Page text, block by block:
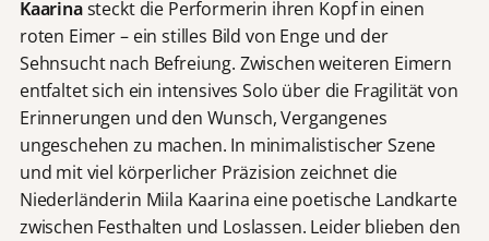
Kaarinasteckt die Performerin ihren Kopf in einen
roten Eimer – ein stilles Bild von Enge und der
Sehnsucht nach Befreiung. Zwischen weiteren Eimern
entfaltet sich ein intensives Solo über die Fragilität von
Erinnerungen und den Wunsch, Vergangenes
ungeschehen zu machen. In minimalistischer Szene
und mit viel körperlicher Präzision zeichnet die
Niederländerin Miila Kaarina eine poetische Landkarte
zwischen Festhalten und Loslassen. Leider blieben den